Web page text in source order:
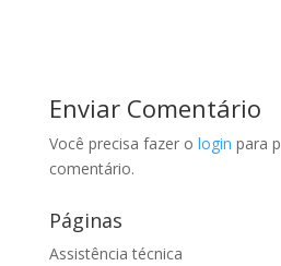
Enviar Comentário
Você precisa fazer o login para
comentário.
Páginas
Assistência técnica